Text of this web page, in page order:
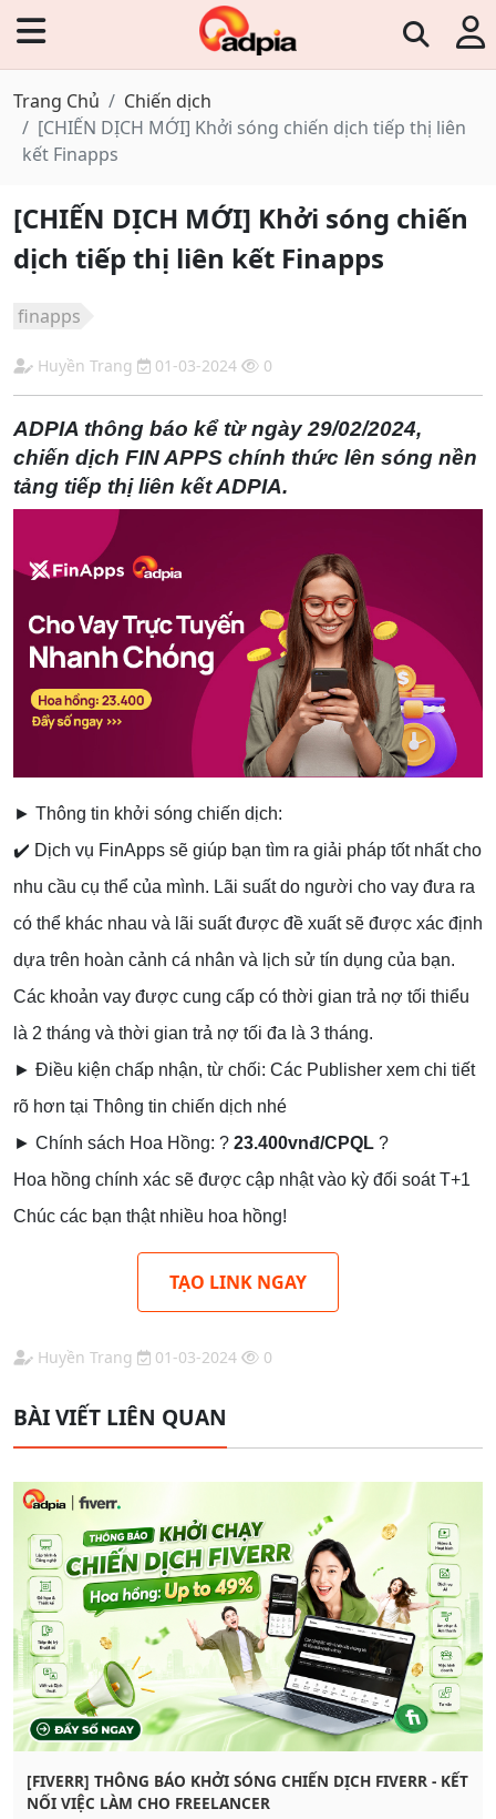
Trang Chủ
Chiến dịch
[CHIẾN DỊCH MỚI] Khởi sóng chiến dịch tiếp thị liên
kết Finapps
[CHIẾN DỊCH MỚI] Khởi sóng chiến
dịch tiếp thị liên kết Finapps
finapps
Huyền Trang 01-03-2024 0
ADPIA thông báo kể từ ngày 29/02/2024,
chiến dịch FIN APPS chính thức lên sóng nền
tảng tiếp thị liên kết ADPIA.
► Thông tin khởi sóng chiến dịch:
✔️ Dịch vụ FinApps sẽ giúp bạn tìm ra giải pháp tốt nhất cho
nhu cầu cụ thể của mình. Lãi suất do người cho vay đưa ra
có thể khác nhau và lãi suất được đề xuất sẽ được xác định
dựa trên hoàn cảnh cá nhân và lịch sử tín dụng của bạn.
Các khoản vay được cung cấp có thời gian trả nợ tối thiểu
là 2 tháng và thời gian trả nợ tối đa là 3 tháng.
► Điều kiện chấp nhận, từ chối: Các Publisher xem chi tiết
rõ hơn tại Thông tin chiến dịch nhé
► Chính sách Hoa Hồng: ? 23.400vnđ/CPQL ?
Hoa hồng chính xác sẽ được cập nhật vào kỳ đối soát T+1
Chúc các bạn thật nhiều hoa hồng!
TẠO LINK NGAY
Huyền Trang 01-03-2024 0
BÀI VIẾT LIÊN QUAN
[FIVERR] THÔNG BÁO KHỞI SÓNG CHIẾN DỊCH FIVERR - KẾT
NỐI VIỆC LÀM CHO FREELANCER